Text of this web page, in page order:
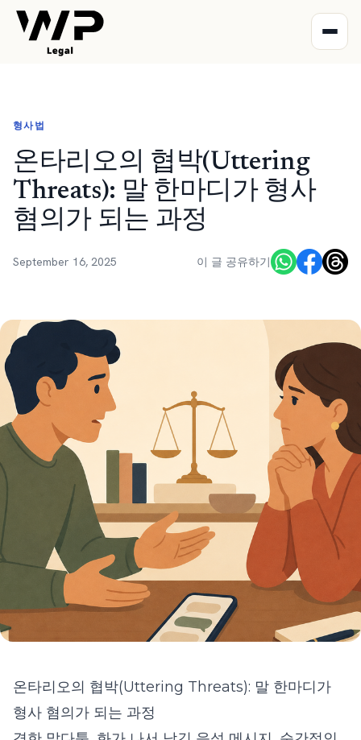
형사법
온타리오의 협박(Uttering
Threats): 말 한마디가 형사
혐의가 되는 과정
September 16, 2025 이 글 공유하기
온타리오의 협박(Uttering Threats): 말 한마디가
형사 혐의가 되는 과정